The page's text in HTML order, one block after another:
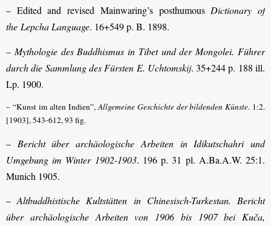
– Edited and revised Mainwaring’s posthumous Dictionary of
the Lepcha Language. 16+549 p. B. 1898.
– Mythologie des Buddhismus in Tibet und der Mongolei. Führer
durch die Sammlung des Fürsten E. Uchtomskij. 35+244 p. 188 ill.
Lp. 1900.
– “Kunst im alten Indien”,Allgemeine Geschichte der bildenden Künste. 1:2.
[1903], 543-612, 93 fig.
– Bericht über archäologische Arbeiten in Idikutschahri und
Umgebung im Winter 1902-1903. 196 p. 31 pl. A.Ba.A.W. 25:1.
Munich 1905.
–Altbuddhistische Kultstätten in Chinesisch-Turkestan. Bericht
über archäologische Arbeiten von 1906 bis 1907 bei Kuča,